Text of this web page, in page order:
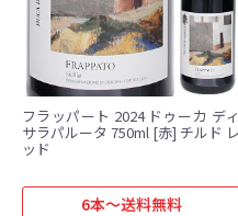
フラッパート 2024 ドゥーカ ディ
サラパルータ 750ml [赤] チルド レ
ッド
6本～送料無料